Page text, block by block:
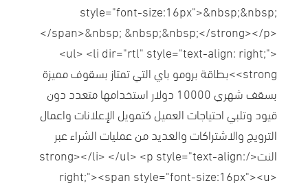
style="font-size:16px">&nbsp;&nbsp;
</span>&nbsp; &nbsp;&nbsp;</strong></p>
<ul> <li dir="rtl" style="text-align: right;">
<strong>بطاقة برومو باي التي تمتاز بسقوف مميزة
بسقف شهري 10000 دولار استخدامها متعدد دون
قيود وتلبي احتياجات العميل كتمويل الإعلانات واعمال
الترويج والاشتراكات والعديد من عمليات الشراء عبر
النت</strong></li> </ul> <p style="text-align:
right;"><span style="font-size:16px"><u>